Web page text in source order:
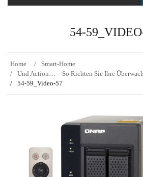
54-
Home
Smart-Home
Und Action… – So Richten Sie Ihre
54-59_Video-57